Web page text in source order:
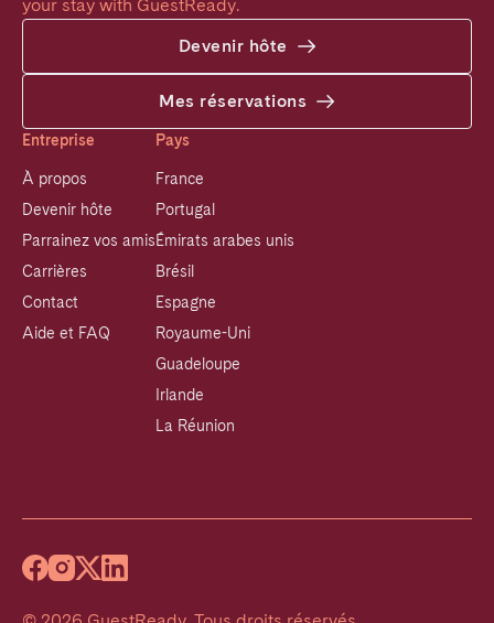
your stay with GuestReady.
Devenir hôte
Mes réservations
Entreprise
À propos
Devenir hôte
Parrainez vos amis
Carrières
Contact
Aide et FAQ
Pays
France
Portugal
Émirats arabes unis
Brésil
Espagne
Royaume-Uni
Guadeloupe
Irlande
La Réunion